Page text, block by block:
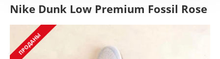
Nike Dunk Low Premium Fossil Rose
ПРОДАНЫ